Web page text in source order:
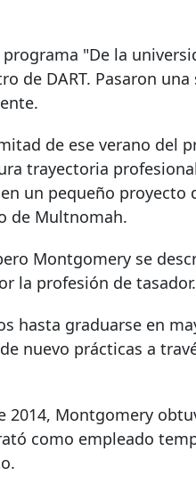
"De la
de DART. Pasaron
de ese verano del
trayectoria
un pequeño proyecto
de Multnomah.
Montgomery se
la profesión de tasador.
hasta graduarse en
nuevo prácticas a
2014, Montgomery
como empleado